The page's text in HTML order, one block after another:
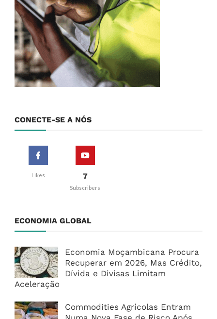
CONECTE-SE A NÓS
Likes 7
Subscribers
ECONOMIA GLOBAL
Economia Moçambicana Procura
Recuperar em 2026, Mas Crédito,
Dívida e Divisas Limitam
Aceleração
Commodities Agrícolas Entram